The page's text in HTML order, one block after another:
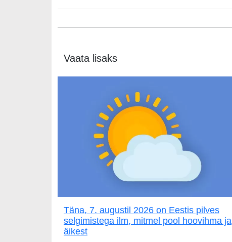
Vaata lisaks
Täna, 7. augustil 2026 on Eestis pilves
selgimistega ilm, mitmel pool hoovihma ja
äikest